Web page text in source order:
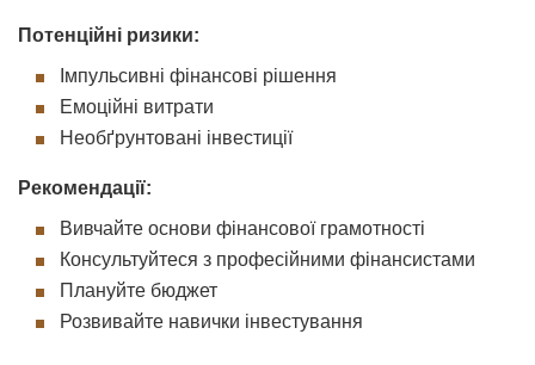
Потенційні ризики:
Імпульсивні фінансові рішення
Емоційні витрати
Необґрунтовані інвестиції
Рекомендації:
Вивчайте основи фінансової грамотності
Консультуйтеся з професійними фінансистами
Плануйте бюджет
Розвивайте навички інвестування